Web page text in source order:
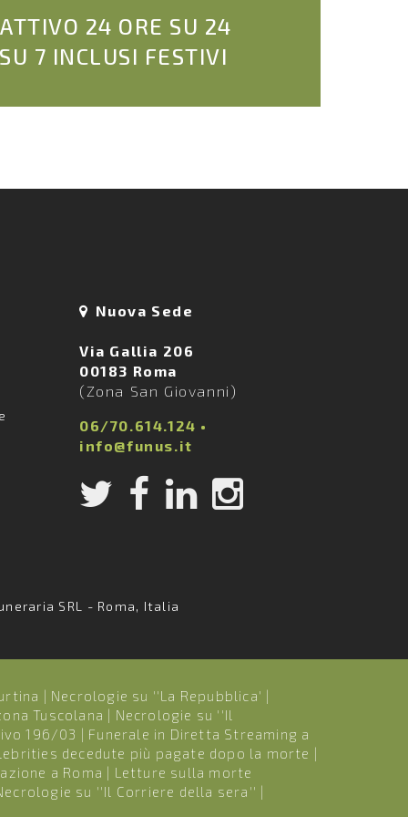
24 ORE SU 24
7 INCLUSI FESTIVI
Nuova Sede
Via Gallia 206
00183 Roma
(Zona San Giovanni)
06/70.614.124 •
info@funus.it
SRL - Roma, Italia
| Necrologie su ''La Repubblica' |
Tuscolana | Necrologie su ''Il
196/03 | Funerale in Diretta Streaming a
decedute più pagate dopo la morte |
a Roma | Letture sulla morte
su ''Il Corriere della sera'' |